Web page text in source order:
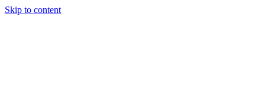
Skip to content